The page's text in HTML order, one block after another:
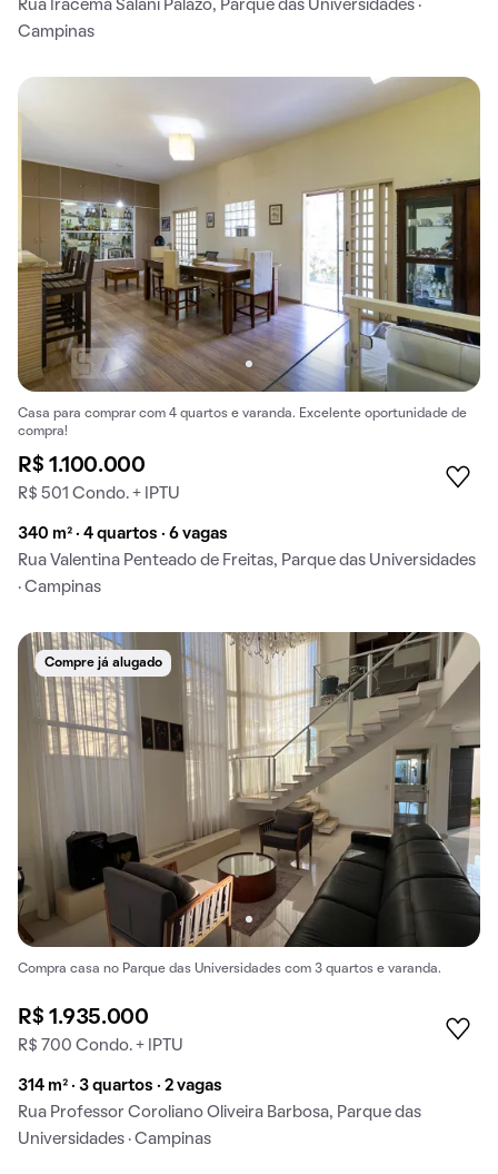
Rua Iracema Salani Palazo, Parque das Universidades ·
Campinas
Casa para comprar com 4 quartos e varanda. Excelente oportunidade de
compra!
R$ 1.100.000
R$ 501 Condo. + IPTU
340 m² · 4 quartos · 6 vagas
Rua Valentina Penteado de Freitas, Parque das Universidades
· Campinas
Compre já alugado
Compra casa no Parque das Universidades com 3 quartos e varanda.
R$ 1.935.000
R$ 700 Condo. + IPTU
314 m² · 3 quartos · 2 vagas
Rua Professor Coroliano Oliveira Barbosa, Parque das
Universidades · Campinas